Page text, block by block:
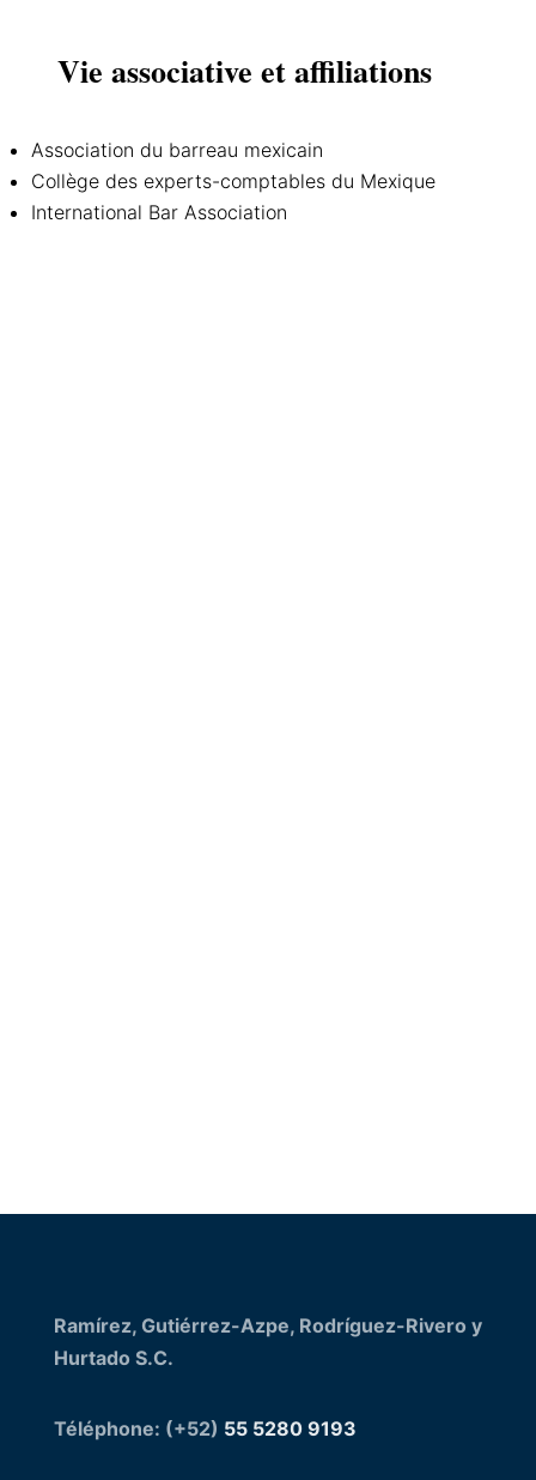
Vie associative et affiliations
Association du barreau mexicain
Collège des experts-comptables du Mexique
International Bar Association
Ramírez, Gutiérrez-Azpe, Rodríguez-Rivero y
Hurtado S.C.
Téléphone: (+52) 55 5280 9193